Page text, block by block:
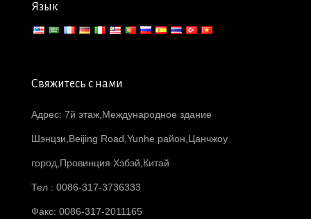
Язык
Свяжитесь с нами
Адрес: 7й этаж,Международное здание
Шэнцзи,Beijing Road,Yunhe район,Цанчжоу
город,Провинция Хэбэй,Китай
Тел : 0086-317-3736333
Факс: 0086-317-2011165